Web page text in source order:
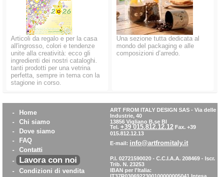
Articoli da regalo e per la casa
all'ingrosso, colori e tendenze
unite alla creatività: ecco gli
ingredienti dei nostri cataloghi.
tanti prodotti per una vetrina
perfetta, sempre in tema con la
stagione in corso.
Una sezione tutta dedicata al
mondo del packaging e alle
composizioni d’arredo.
-
Home
-
Chi siamo
-
Dove siamo
-
FAQ
-
Contatti
-
Lavora con noi
-
Condizioni di vendita
ART FROM ITALY DESIGN SAS - Via delle
Industrie, 40
13856 Vigliano B.se BI
Tel. +39 015.812.12.12 Fax. +39
015.812.12.13
E-mail: info@artfromitaly.it
P.I. 02721590020 - C.C.I.A.A. 208469 - Iscr.
Trib. N. 23253
IBAN per l'Italia:
IT37R0306922300100000005041 Intesa